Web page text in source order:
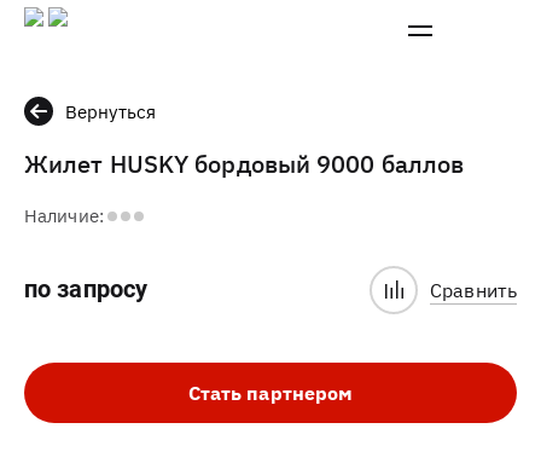
Вернуться
Жилет HUSKY бордовый 9000 баллов
Наличие:
по запросу Сравнить
Стать партнером